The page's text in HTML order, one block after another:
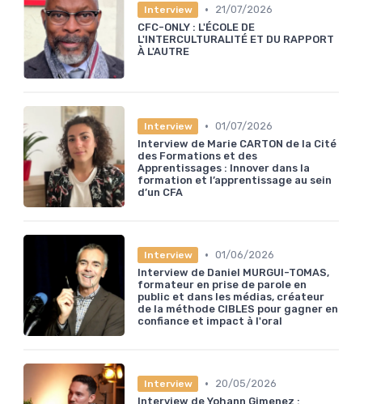
Interview •
21/07/2026
CFC-ONLY : L'ÉCOLE DE
L'INTERCULTURALITÉ ET DU RAPPORT
À L'AUTRE
Interview • 01/07/2026
Interview de Marie CARTON de la Cité
des Formations et des
Apprentissages : Innover dans la
formation et l’apprentissage au sein
d’un CFA
Interview • 01/06/2026
Interview de Daniel MURGUI-TOMAS,
formateur en prise de parole en
public et dans les médias, créateur
de la méthode CIBLES pour gagner en
confiance et impact à l'oral
Interview •
20/05/2026
Interview de Yohann Gimenez :